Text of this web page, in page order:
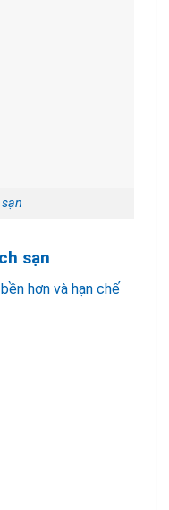
sạn
hơn và hạn chế